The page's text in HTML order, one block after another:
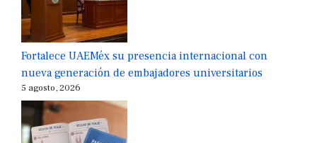
Fortalece UAEMéx su presencia internacional con
nueva generación de embajadores universitarios
5 agosto, 2026